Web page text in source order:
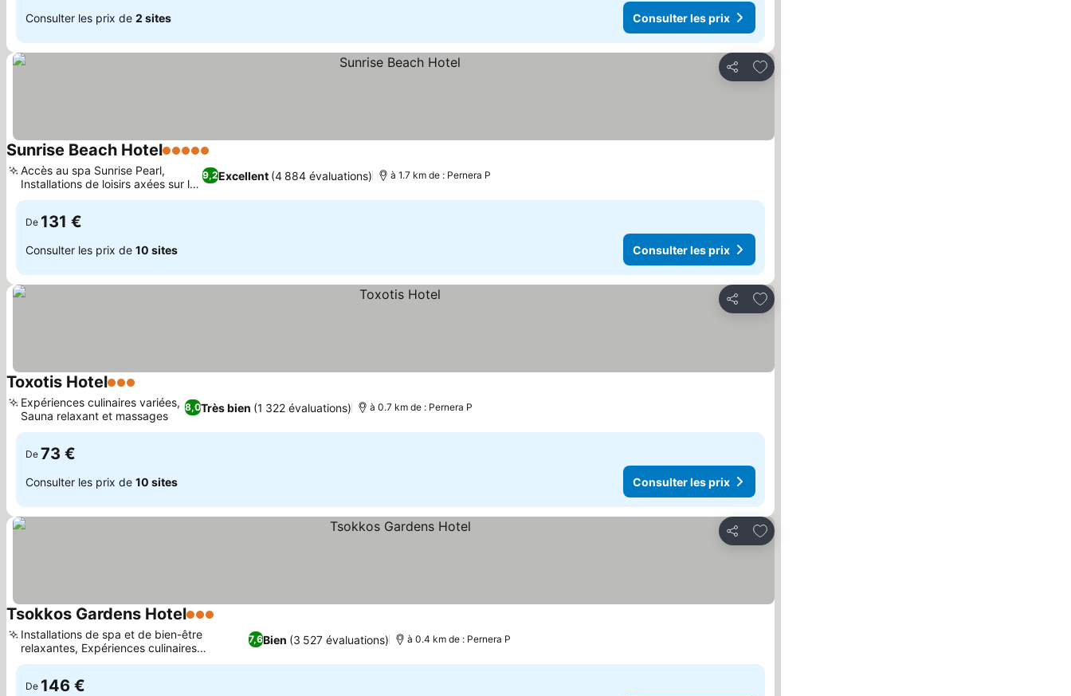
Consulter les prix de 2 sites Consulter les prix
Partager
Ajouter à mes favoris
Sunrise Beach Hotel5 Étoiles
9,2Excellent (4 884 évaluations)
Accès au spa Sunrise Pearl,
Installations de loisirs axées sur la
famille
à 1.7 km de : Pernera P
De 131 €
Consulter les prix de 10 sites Consulter les prix
Partager
Ajouter à mes favoris
Toxotis Hotel3 Étoiles
8,0Très bien (1 322 évaluations)
Expériences culinaires variées,
Sauna relaxant et massages
à 0.7 km de : Pernera P
De 73 €
Consulter les prix de 10 sites Consulter les prix
Partager
Ajouter à mes favoris
Tsokkos Gardens Hotel3 Étoiles
7,6Bien (3 527 évaluations)
Installations de spa et de bien-être
relaxantes, Expériences culinaires
thématiques variées
à 0.4 km de : Pernera P
De 146 €